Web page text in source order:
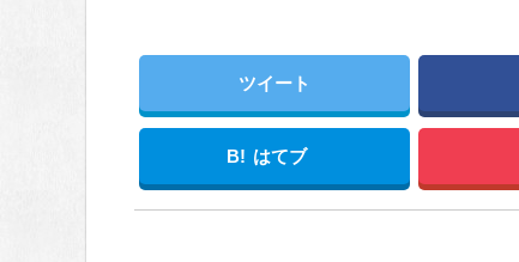
ツイート
B! はてブ